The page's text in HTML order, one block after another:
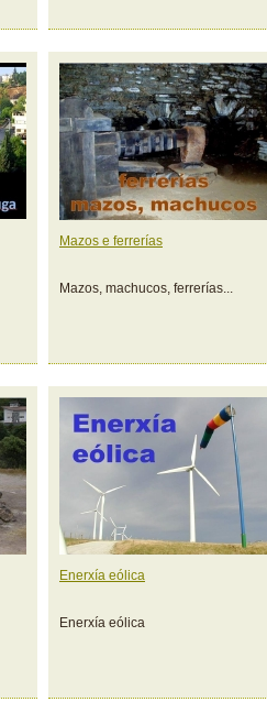
Mazos e ferrerías
Mazos, machucos, ferrerías...
Enerxía eólica
Enerxía eólica